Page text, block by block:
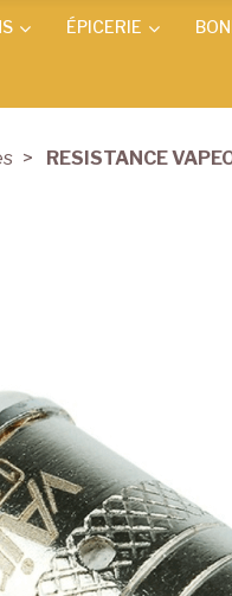
ÉPICERIE
RESISTANCE